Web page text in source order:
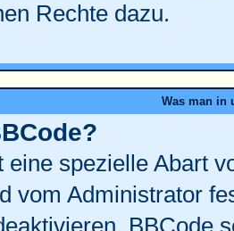
Rechte dazu.
Was man in
eine spezielle Abart
vom Administrator
BBCode